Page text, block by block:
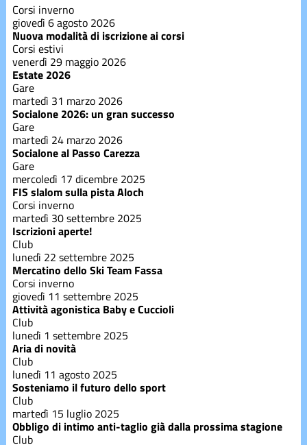
Corsi inverno
giovedì 6 agosto 2026
Nuova modalità di iscrizione ai corsi
Corsi estivi
venerdì 29 maggio 2026
Estate 2026
Gare
martedì 31 marzo 2026
Socialone 2026: un gran successo
Gare
martedì 24 marzo 2026
Socialone al Passo Carezza
Gare
mercoledì 17 dicembre 2025
FIS slalom sulla pista Aloch
Corsi inverno
martedì 30 settembre 2025
Iscrizioni aperte!
Club
lunedì 22 settembre 2025
Mercatino dello Ski Team Fassa
Corsi inverno
giovedì 11 settembre 2025
Attività agonistica Baby e Cuccioli
Club
lunedì 1 settembre 2025
Aria di novità
Club
lunedì 11 agosto 2025
Sosteniamo il futuro dello sport
Club
martedì 15 luglio 2025
Obbligo di intimo anti-taglio già dalla prossima stagione
Club
Corsi estivi
Corsi
inverno
Divise
Divise
Eventi
freeski
Gare
Gerosa
Mercatino
Preparazione
estiva